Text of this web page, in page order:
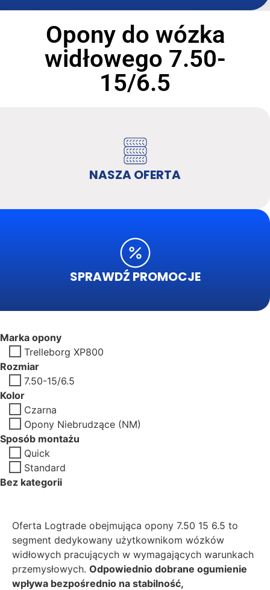
Opony do wózka
widłowego 7.50-
15/6.5
NASZA OFERTA
SPRAWDŹ PROMOCJE
Marka opony
Trelleborg XP800
Rozmiar
7.50-15/6.5
Kolor
Czarna
Opony Niebrudzące (NM)
Sposób montażu
Quick
Standard
Bez kategorii
Oferta Logtrade obejmująca opony 7.50 15 6.5 to
segment dedykowany użytkownikom wózków
widłowych pracujących w wymagających warunkach
przemysłowych. Odpowiednio dobrane ogumienie
wpływa bezpośrednio na stabilność,